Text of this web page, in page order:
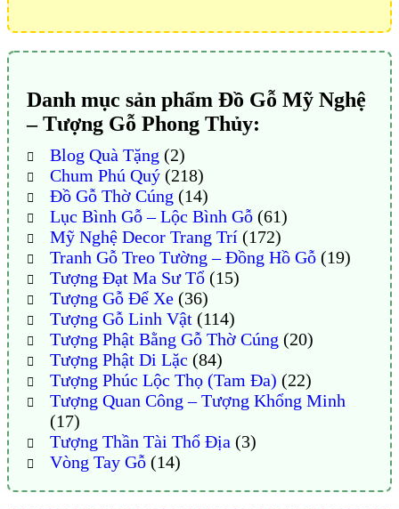
Danh mục sản phẩm Đồ Gỗ Mỹ Nghệ
– Tượng Gỗ Phong Thủy:
Blog Quà Tặng (2)
Chum Phú Quý(218)
Đồ Gỗ Thờ Cúng (14)
Lục Bình Gỗ – Lộc Bình Gỗ(61)
Mỹ Nghệ Decor Trang Trí(172)
Tranh Gỗ Treo Tường – Đồng Hồ Gỗ(19)
Tượng Đạt Ma Sư Tổ(15)
Tượng Gỗ Để Xe(36)
Tượng Gỗ Linh Vật(114)
Tượng Phật Bằng Gỗ Thờ Cúng (20)
Tượng Phật Di Lặc (84)
Tượng Phúc Lộc Thọ (Tam Đa) (22)
Tượng Quan Công – Tượng Khổng Minh
(17)
Tượng Thần Tài Thổ Địa (3)
Vòng Tay Gỗ(14)